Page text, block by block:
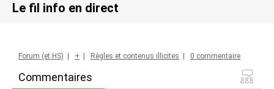
Le fil info en direct
Commentaires
Forum (et HS) + Règles et contenus illicites 0 commentaire